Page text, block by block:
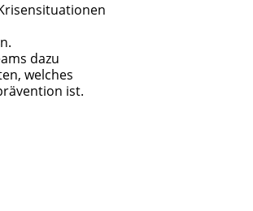
dazu
welches
ist.